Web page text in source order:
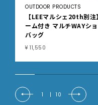
OUTDOOR PRODUCTS
【LEEマルシェ20th別注
ーム付き マルチWAYシ
バッグ
¥ 11,550
1 | 10